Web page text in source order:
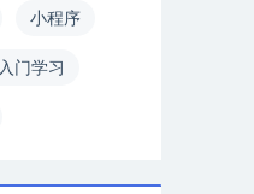
小程序
入门学习